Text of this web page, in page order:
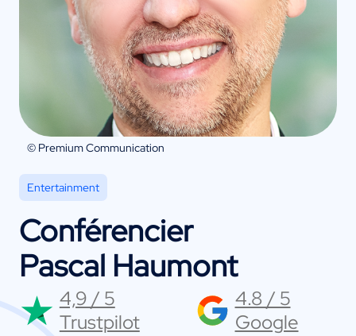
© Premium Communication
Entertainment
Conférencier
Pascal Haumont
4,9 / 5
Trustpilot
4.8 / 5
Google